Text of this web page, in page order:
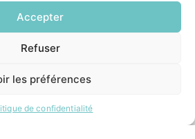
Accepter
Refuser
les préférences
de confidentialité